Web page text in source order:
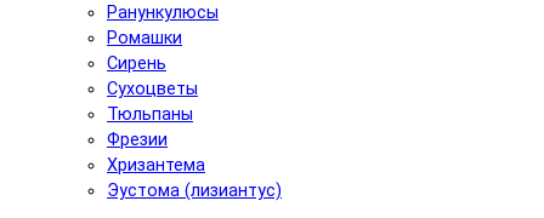
Ранункулюсы
Ромашки
Сирень
Сухоцветы
Тюльпаны
Фрезии
Хризантема
Эустома (лизиантус)